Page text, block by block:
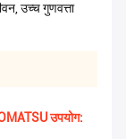
उच्च गुणवत्ता
उपयोग: